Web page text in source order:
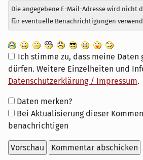
Die angegebene E-Mail-Adresse wird nicht
für eventuelle Benachrichtigungen
Ich stimme zu, dass meine Daten
dürfen. Weitere Einzelheiten und
Datenschutzerklärung / Impressum.
Formular-
Optionen
Daten merken?
Bei Aktualisierung dieser
benachrichtigen